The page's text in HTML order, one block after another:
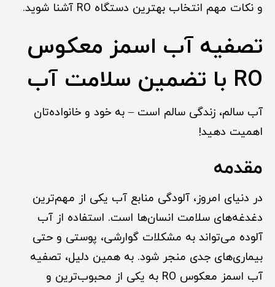
و نکات مهم انتخاب بهترین دستگاه RO آشنا شوید.
تصفیه آب اسمز معکوس
RO با تضمین سلامت آب
آب سالم، زندگی سالم است – به خود و خانواده‌تان
اهمیت دهید!
مقدمه
در دنیای امروز، آلودگی منابع آب یکی از مهم‌ترین
دغدغه‌های سلامت انسان‌ها است. استفاده از آب
آلوده می‌تواند به مشکلات گوارشی، پوستی و حتی
بیماری‌های جدی منجر شود. به همین دلیل، تصفیه
آب اسمز معکوس RO به یکی از محبوب‌ترین و